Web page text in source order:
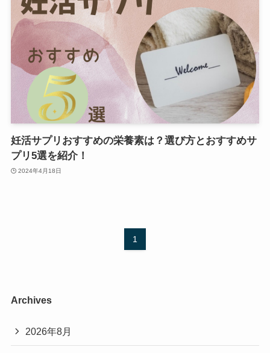
妊活サプリおすすめの栄養素は？選び方とおすすめサ
プリ5選を紹介！
2024年4月18日
1
Archives
2026年8月